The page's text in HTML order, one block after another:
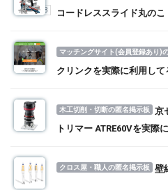
コードレススライド丸のこ
1 2 3
マッチングサイト(会員登録あり)
クリンクを実際に利用して
木工切削・切断の匿名掲示板
京
トリマー ATRE60Vを実際
クロス屋・職人の匿名掲示板 壁